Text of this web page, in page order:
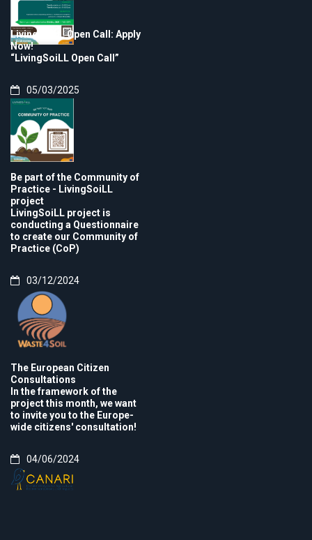
LivingSoiLL Open Call: Apply
Now!
“LivingSoiLL Open Call”
05/03/2025
Be part of the Community of
Practice - LivingSoiLL
project
LivingSoiLL project is
conducting a Questionnaire
to create our Community of
Practice (CoP)
03/12/2024
The European Citizen
Consultations
In the framework of the
project this month, we want
to invite you to the Europe-
wide citizens' consultation!
04/06/2024